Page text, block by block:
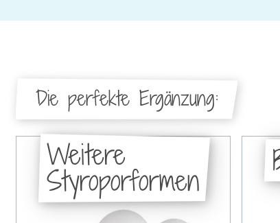
Die perfekte Ergänzung:
Weitere
Styroporformen